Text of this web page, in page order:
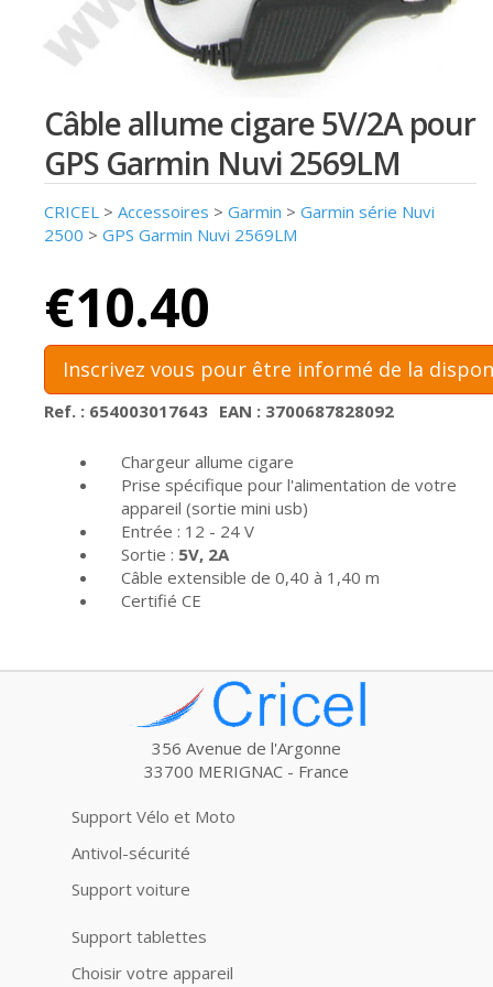
Câble allume cigare 5V/2A pour
GPS Garmin Nuvi 2569LM
CRICEL > Accessoires > Garmin > Garmin série Nuvi
2500 > GPS Garmin Nuvi 2569LM
€10.40
Inscrivez vous pour être informé de la
Ref. : 654003017643 EAN : 3700687828092
Chargeur allume cigare
Prise spécifique pour l'alimentation de votre
appareil (sortie mini usb)
Entrée : 12 - 24 V
Sortie : 5V, 2A
Câble extensible de 0,40 à 1,40 m
Certifié CE
356 Avenue de l'Argonne
33700 MERIGNAC - France
Support Vélo et Moto
Antivol-sécurité
Support voiture
Support tablettes
Choisir votre appareil